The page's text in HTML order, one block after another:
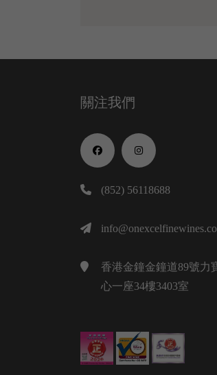
關注我們
(852) 56118688
香港金鐘金鐘道89號力
心一座34樓3403室